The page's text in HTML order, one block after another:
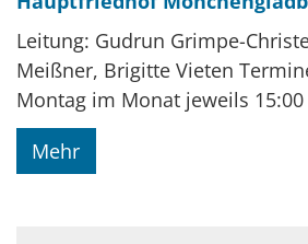
Leitung: Gudrun Grimpe-
Meißner, Brigitte Vieten
Montag im Monat jeweils
Mehr